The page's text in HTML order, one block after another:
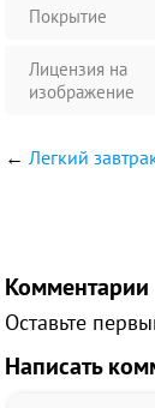
Покрытие
Лицензия на
изображение
←Легкий
Комментарии
Оставьте
Написать